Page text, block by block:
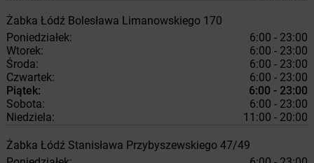
Żabka Łódź Bolesława Limanowskiego 170
Poniedziałek:
6:00 - 23:00
Wtorek:
6:00 - 23:00
Środa:
6:00 - 23:00
Czwartek:
6:00 - 23:00
Piątek:
6:00 - 23:00
Sobota:
6:00 - 23:00
Niedziela:
11:00 - 20:00
Żabka Łódź Stanisława Przybyszewskiego 47/49